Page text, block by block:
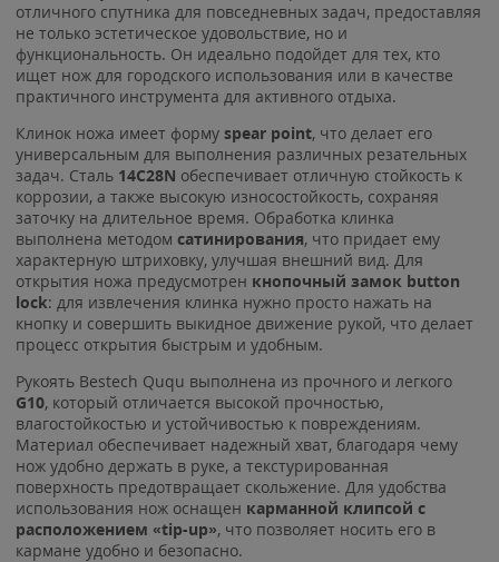
отличного спутника для повседневных задач, предоставляя
не только эстетическое удовольствие, но и
функциональность. Он идеально подойдет для тех, кто
ищет нож для городского использования или в качестве
практичного инструмента для активного отдыха.
Клинок ножа имеет форму spear point, что делает его
универсальным для выполнения различных резательных
задач. Сталь 14C28N обеспечивает отличную стойкость к
коррозии, а также высокую износостойкость, сохраняя
заточку на длительное время. Обработка клинка
выполнена методом сатинирования, что придает ему
характерную штриховку, улучшая внешний вид. Для
открытия ножа предусмотрен кнопочный замок button
lock: для извлечения клинка нужно просто нажать на
кнопку и совершить выкидное движение рукой, что делает
процесс открытия быстрым и удобным.
Рукоять Bestech Ququ выполнена из прочного и легкого
G10, который отличается высокой прочностью,
влагостойкостью и устойчивостью к повреждениям.
Материал обеспечивает надежный хват, благодаря чему
нож удобно держать в руке, а текстурированная
поверхность предотвращает скольжение. Для удобства
использования нож оснащен карманной клипсой с
расположением «tip-up», что позволяет носить его в
кармане удобно и безопасно.